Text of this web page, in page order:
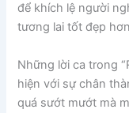
để khích lệ người
tương lai tốt đẹp
Những lời ca trong
hiện với sự chân
quá sướt mướt mà